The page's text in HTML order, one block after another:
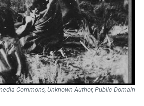
Commons, Unknown Author, Public Domain